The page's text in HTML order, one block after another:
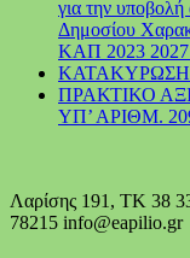
για την υποβολή
Δημοσίου
ΚΑΠ 2023 2027
ΚΑΤΑΚΥΡΩΣΗ
ΠΡΑΚΤΙΚΟ
ΥΠ’ ΑΡΙΘΜ.
Λαρίσης 191, ΤΚ 38
78215 info@eapilio.gr